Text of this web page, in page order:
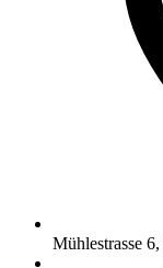
Mühlestrasse 6,